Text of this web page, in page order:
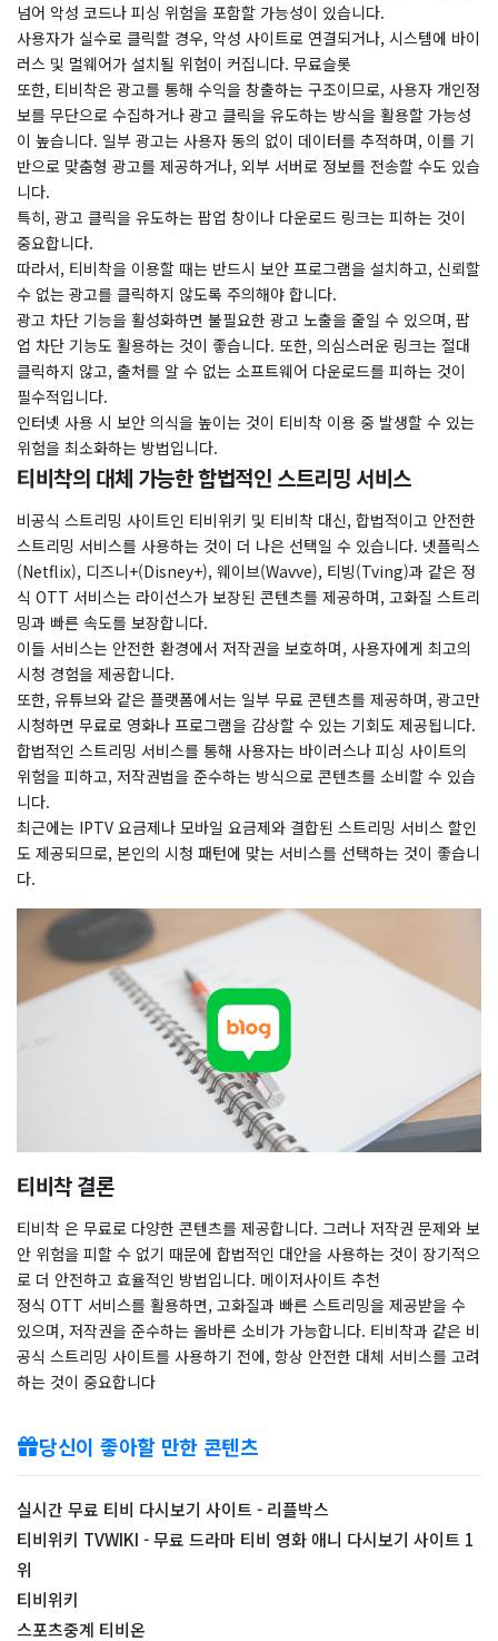
넘어 악성 코드나 피싱 위험을 포함할 가능성이 있습니다.
사용자가 실수로 클릭할 경우, 악성 사이트로 연결되거나, 시스템에 바이
러스 및 멀웨어가 설치될 위험이 커집니다. 무료슬롯
또한, 티비착은 광고를 통해 수익을 창출하는 구조이므로, 사용자 개인정
보를 무단으로 수집하거나 광고 클릭을 유도하는 방식을 활용할 가능성
이 높습니다. 일부 광고는 사용자 동의 없이 데이터를 추적하며, 이를 기
반으로 맞춤형 광고를 제공하거나, 외부 서버로 정보를 전송할 수도 있습
니다.
특히, 광고 클릭을 유도하는 팝업 창이나 다운로드 링크는 피하는 것이
중요합니다.
따라서, 티비착을 이용할 때는 반드시 보안 프로그램을 설치하고, 신뢰할
수 없는 광고를 클릭하지 않도록 주의해야 합니다.
광고 차단 기능을 활성화하면 불필요한 광고 노출을 줄일 수 있으며, 팝
업 차단 기능도 활용하는 것이 좋습니다. 또한, 의심스러운 링크는 절대
클릭하지 않고, 출처를 알 수 없는 소프트웨어 다운로드를 피하는 것이
필수적입니다.
인터넷 사용 시 보안 의식을 높이는 것이 티비착 이용 중 발생할 수 있는
위험을 최소화하는 방법입니다.
티비착의 대체 가능한 합법적인 스트리밍 서비스
비공식 스트리밍 사이트인 티비위키 및 티비착 대신, 합법적이고 안전한
스트리밍 서비스를 사용하는 것이 더 나은 선택일 수 있습니다. 넷플릭스
(Netflix), 디즈니+(Disney+), 웨이브(Wavve), 티빙(Tving)과 같은 정
식 OTT 서비스는 라이선스가 보장된 콘텐츠를 제공하며, 고화질 스트리
밍과 빠른 속도를 보장합니다.
이들 서비스는 안전한 환경에서 저작권을 보호하며, 사용자에게 최고의
시청 경험을 제공합니다.
또한, 유튜브와 같은 플랫폼에서는 일부 무료 콘텐츠를 제공하며, 광고만
시청하면 무료로 영화나 프로그램을 감상할 수 있는 기회도 제공됩니다.
합법적인 스트리밍 서비스를 통해 사용자는 바이러스나 피싱 사이트의
위험을 피하고, 저작권법을 준수하는 방식으로 콘텐츠를 소비할 수 있습
니다.
최근에는 IPTV 요금제나 모바일 요금제와 결합된 스트리밍 서비스 할인
도 제공되므로, 본인의 시청 패턴에 맞는 서비스를 선택하는 것이 좋습니
다.
티비착 결론
티비착 은 무료로 다양한 콘텐츠를 제공합니다. 그러나 저작권 문제와 보
안 위험을 피할 수 없기 때문에 합법적인 대안을 사용하는 것이 장기적으
로 더 안전하고 효율적인 방법입니다. 메이저사이트 추천
정식 OTT 서비스를 활용하면, 고화질과 빠른 스트리밍을 제공받을 수
있으며, 저작권을 준수하는 올바른 소비가 가능합니다. 티비착과 같은 비
공식 스트리밍 사이트를 사용하기 전에, 항상 안전한 대체 서비스를 고려
하는 것이 중요합니다
당신이 좋아할 만한 콘텐츠
실시간 무료 티비 다시보기 사이트 - 리플박스
티비위키 TVWIKI - 무료 드라마 티비 영화 애니 다시보기 사이트 1
위
티비위키
스포츠중계 티비온